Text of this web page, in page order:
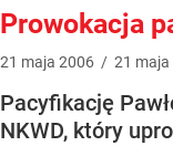
Prowokacja
21 maja 2006 / 21 maja
Pacyfikację
NKWD, który